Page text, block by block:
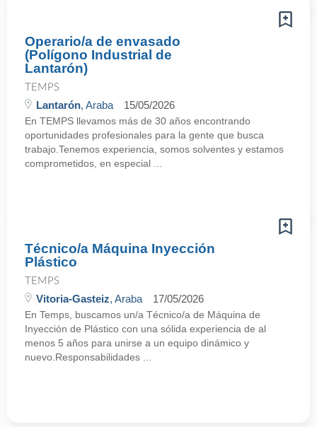
Operario/a de envasado
(Polígono Industrial de
Lantarón)
TEMPS
Lantarón, Araba 15/05/2026
En TEMPS llevamos más de 30 años encontrando
oportunidades profesionales para la gente que busca
trabajo.Tenemos experiencia, somos solventes y estamos
comprometidos, en especial ...
Técnico/a Máquina Inyección
Plástico
TEMPS
Vitoria-Gasteiz, Araba 17/05/2026
En Temps, buscamos un/a Técnico/a de Máquina de
Inyección de Plástico con una sólida experiencia de al
menos 5 años para unirse a un equipo dinámico y
nuevo.Responsabilidades ...